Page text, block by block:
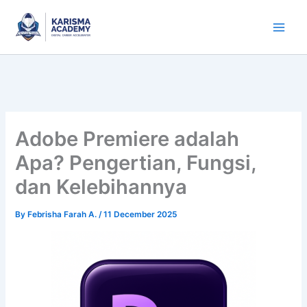
content
Adobe Premiere adalah
Apa? Pengertian, Fungsi,
dan Kelebihannya
By Febrisha Farah A./11 December 2025